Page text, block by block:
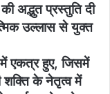
अद्भुत प्रस्तुति दी
उल्लास से युक्त
में एकत्र हुए, जिसमें
शक्ति के नेतृत्व में